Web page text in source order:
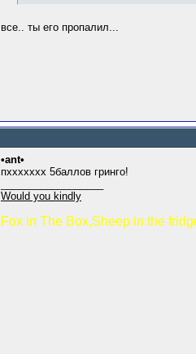
все.. ты его пропалил...
•ant•
пххххххх 5баллов гринго!
Would you kindly
Fox in The Box,Sheep in the